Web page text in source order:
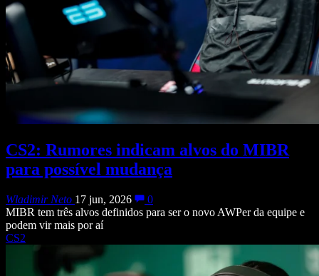
CS2: Rumores indicam alvos do MIBR
para possível mudança
Wladimir Neto 17 jun, 2026
0
MIBR tem três alvos definidos para ser o novo AWPer da equipe e
podem vir mais por aí
CS2